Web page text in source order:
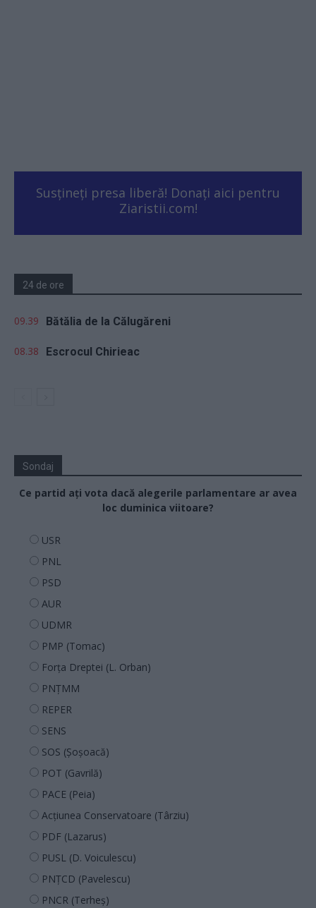
Susțineți presa liberă! Donați aici pentru
Ziaristii.com!
24 de ore
09.39 Bătălia de la Călugăreni
08.38 Escrocul Chirieac
Sondaj
Ce partid ați vota dacă alegerile parlamentare ar avea
loc duminica viitoare?
USR
PNL
PSD
AUR
UDMR
PMP (Tomac)
Forța Dreptei (L. Orban)
PNȚMM
REPER
SENS
SOS (Șoșoacă)
POT (Gavrilă)
PACE (Peia)
Acțiunea Conservatoare (Târziu)
PDF (Lazarus)
PUSL (D. Voiculescu)
PNȚCD (Pavelescu)
PNCR (Terheș)